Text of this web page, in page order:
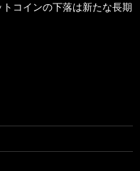
コインの下落は新たな長期